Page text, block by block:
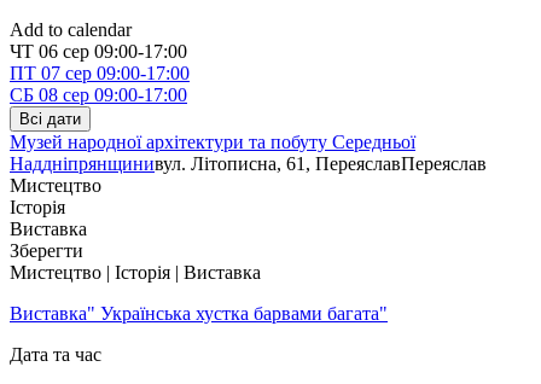
Add to calendar
ЧТ 06 сер 09:00-17:00
ПТ 07 сер 09:00-17:00
СБ 08 сер 09:00-17:00
Всі дати
Музей народної архітектури та побуту Середньої
Наддніпрянщинивул. Літописна, 61, ПереяславПереяслав
Мистецтво
Історія
Виставка
Зберегти
Мистецтво | Історія | Виставка
Виставка" Українська хустка барвами багата"
Дата та час